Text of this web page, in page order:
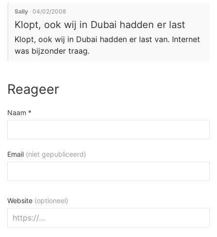
Sally · 04/02/2008
Klopt, ook wij in Dubai hadden er last
Klopt, ook wij in Dubai hadden er last van. Internet
was bijzonder traag.
Reageer
Naam *
Email (niet gepubliceerd)
Website (optioneel)